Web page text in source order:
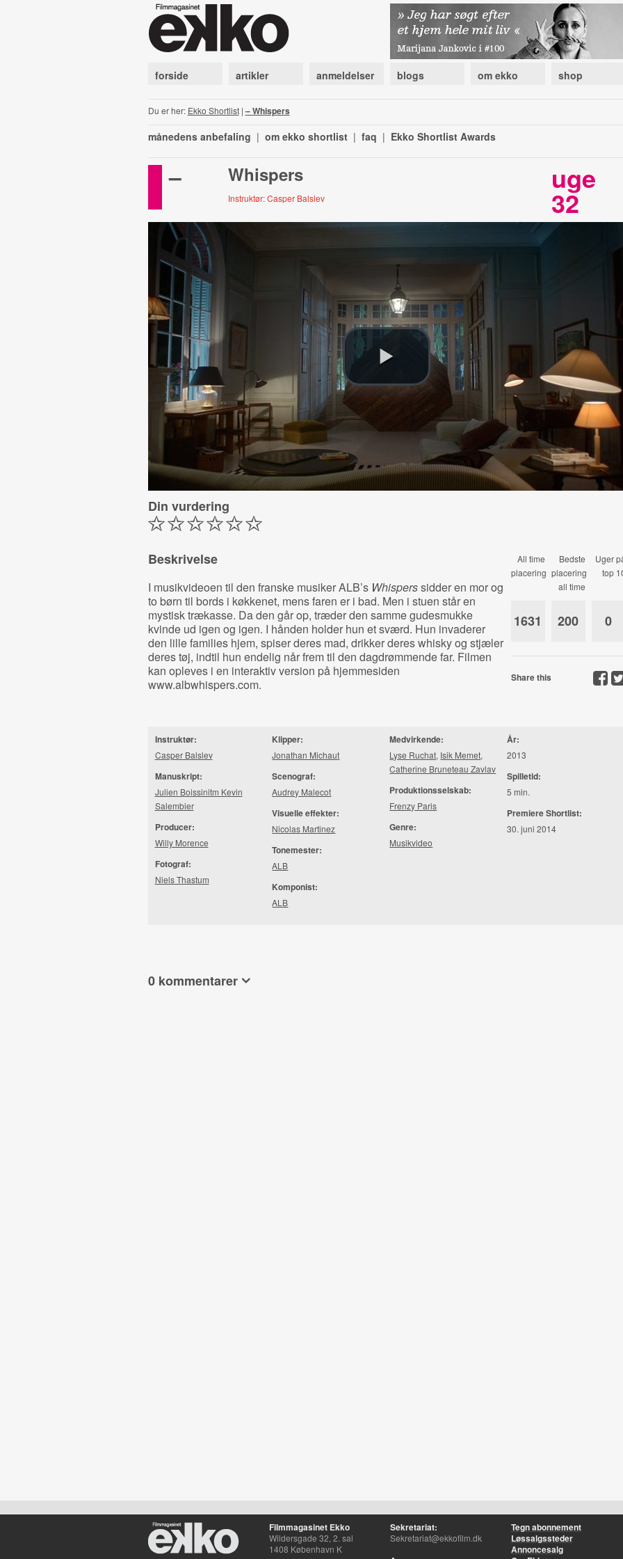
forside artikler anmeldelser blogs om ekko shop
Du er her: Ekko Shortlist| – Whispers
månedens anbefaling | om ekko shortlist | faq | Ekko Shortlist Awards
– Whispers
Instruktør: Casper Balslev
uge
32
Din vurdering
Beskrivelse
I musikvideoen til den franske musiker ALB’s Whisperssidder en mor og
to børn til bords i køkkenet, mens faren er i bad. Men i stuen står en
mystisk trækasse. Da den går op, træder den samme gudesmukke
kvinde ud igen og igen. I hånden holder hun et sværd. Hun invaderer
den lille families hjem, spiser deres mad, drikker deres whisky og stjæler
deres tøj, indtil hun endelig når frem til den dagdrømmende far. Filmen
kan opleves i en interaktiv version på hjemmesiden
www.albwhispers.com.
All time
placering
Bedste
placering
all time
Uger
top
1631 200 0
Share this
Instruktør:
Casper Balslev
Manuskript:
Julien Boissinitm Kevin
Salembier
Producer:
Willy Morence
Fotograf:
Niels Thastum
Klipper:
Jonathan Michaut
Scenograf:
Audrey Malecot
Visuelle effekter:
Nicolas Martinez
Tonemester:
ALB
Komponist:
ALB
Medvirkende:
Lyse Ruchat, Isik Memet,
Catherine Bruneteau Zavlav
Produktionsselskab:
Frenzy Paris
Genre:
Musikvideo
År:
2013
Spilletid:
5 min.
Premiere Shortlist:
30. juni 2014
0 kommentarer
Filmmagasinet Ekko
Wildersgade 32, 2. sal
1408 København K
Sekretariat:
Sekretariat@ekkofilm.dk
Tegn abonnement
Løssalgssteder
Annoncesalg